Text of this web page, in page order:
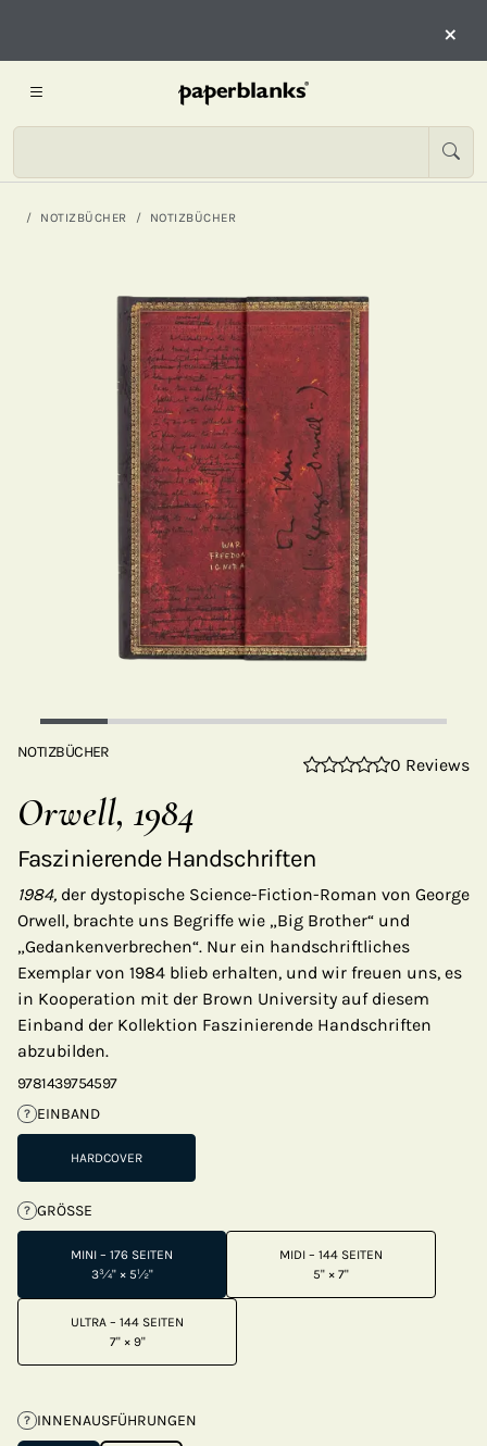
×
NOTIZBÜCHER NOTIZBÜCHER
NOTIZBÜCHER
0 Reviews
Orwell, 1984
Faszinierende Handschriften
1984, der dystopische Science-Fiction-Roman von George
Orwell, brachte uns Begriffe wie „Big Brother“ und
„Gedankenverbrechen“. Nur ein handschriftliches
Exemplar von 1984 blieb erhalten, und wir freuen uns, es
in Kooperation mit der Brown University auf diesem
Einband der Kollektion Faszinierende Handschriften
abzubilden.
9781439754597
? EINBAND
HARDCOVER
? GRÖSSE
MINI – 176 SEITEN
3¾" × 5½"
MIDI – 144 SEITEN
5" × 7"
ULTRA – 144 SEITEN
7" × 9"
? INNENAUSFÜHRUNGEN